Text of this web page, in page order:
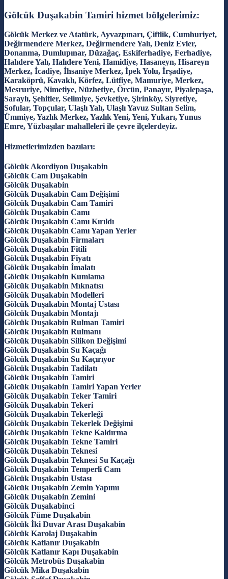
Gölcük Duşakabin Tamiri hizmet bölgelerimiz:
Gölcük Merkez ve Atatürk, Ayvazpınarı, Çiftlik, Cumhuriyet,
Değirmendere Merkez, Değirmendere Yalı, Deniz Evler,
Donanma, Dumlupınar, Düzağaç, Eskiferhadiye, Ferhadiye,
Halıdere Yalı, Halıdere Yeni, Hamidiye, Hasaneyn, Hisareyn
Merkez, İcadiye, İhsaniye Merkez, İpek Yolu, İrşadiye,
Karaköprü, Kavaklı, Körfez, Lütfiye, Mamuriye, Merkez,
Mesruriye, Nimetiye, Nüzhetiye, Örcün, Panayır, Piyalepaşa,
Saraylı, Şehitler, Selimiye, Şevketiye, Şirinköy, Siyretiye,
Sofular, Topçular, Ulaşlı Yalı, Ulaşlı Yavuz Sultan Selim,
Ümmiye, Yazlık Merkez, Yazlık Yeni, Yeni, Yukarı, Yunus
Emre, Yüzbaşılar mahalleleri ile çevre ilçelerdeyiz.
Hizmetlerimizden bazıları:
Gölcük Akordiyon Duşakabin
Gölcük Cam Duşakabin
Gölcük Duşakabin
Gölcük Duşakabin Cam Değişimi
Gölcük Duşakabin Cam Tamiri
Gölcük Duşakabin Camı
Gölcük Duşakabin Camı Kırıldı
Gölcük Duşakabin Camı Yapan Yerler
Gölcük Duşakabin Firmaları
Gölcük Duşakabin Fitili
Gölcük Duşakabin Fiyatı
Gölcük Duşakabin İmalatı
Gölcük Duşakabin Kumlama
Gölcük Duşakabin Mıknatısı
Gölcük Duşakabin Modelleri
Gölcük Duşakabin Montaj Ustası
Gölcük Duşakabin Montajı
Gölcük Duşakabin Rulman Tamiri
Gölcük Duşakabin Rulmanı
Gölcük Duşakabin Silikon Değişimi
Gölcük Duşakabin Su Kaçağı
Gölcük Duşakabin Su Kaçırıyor
Gölcük Duşakabin Tadilatı
Gölcük Duşakabin Tamiri
Gölcük Duşakabin Tamiri Yapan Yerler
Gölcük Duşakabin Teker Tamiri
Gölcük Duşakabin Tekeri
Gölcük Duşakabin Tekerleği
Gölcük Duşakabin Tekerlek Değişimi
Gölcük Duşakabin Tekne Kaldırma
Gölcük Duşakabin Tekne Tamiri
Gölcük Duşakabin Teknesi
Gölcük Duşakabin Teknesi Su Kaçağı
Gölcük Duşakabin Temperli Cam
Gölcük Duşakabin Ustası
Gölcük Duşakabin Zemin Yapımı
Gölcük Duşakabin Zemini
Gölcük Duşakabinci
Gölcük Füme Duşakabin
Gölcük İki Duvar Arası Duşakabin
Gölcük Karolaj Duşakabin
Gölcük Katlanır Duşakabin
Gölcük Katlanır Kapı Duşakabin
Gölcük Metrobüs Duşakabin
Gölcük Mika Duşakabin